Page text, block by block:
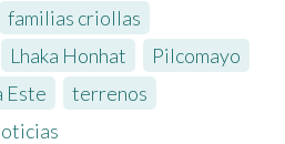
familias criollas
Lhaka Honhat Pilcomayo
Este terrenos